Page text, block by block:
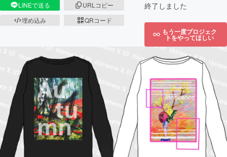
LINEで送る
URLコピー
埋め込み
QRコード
終了しました
もう一度プロジェク
トをやってほしい